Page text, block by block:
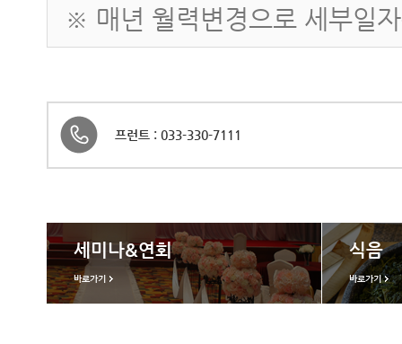
※ 매년 월력변경으로 세부일
프런트 : 033-330-7111
세미나&연회
바로가기
식음
바로가기